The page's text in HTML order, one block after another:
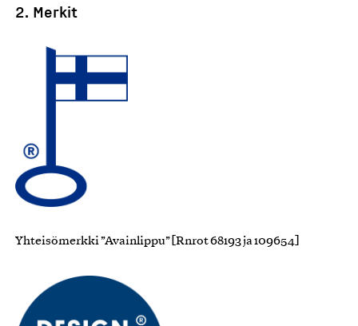
2. Merkit
Yhteisömerkki ”Avainlippu” [Rnrot 68193 ja 109654]